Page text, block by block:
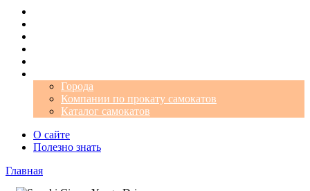
Города
Компании по прокату самокатов
Каталог самокатов
О сайте
Полезно знать
Главная